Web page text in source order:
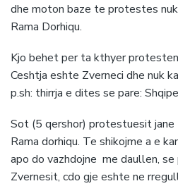
dhe moton baze te protestes
Rama Dorhiqu.
Kjo behet per ta kthyer
Ceshtja eshte Zverneci dhe nuk
p.sh: thirrja e dites se pare:
Sot (5 qershor) protestuesit
Rama dorhiqu. Te shikojme a e
apo do vazhdojne me daullen,
Zvernesit, cdo gje eshte ne